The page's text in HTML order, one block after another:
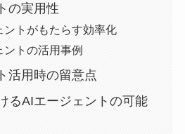
の実用性
ントがもたらす効率化
ントの活用事例
活用時の留意点
るAIエージェントの可能